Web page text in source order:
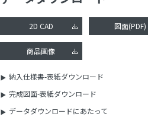
2D CAD 図面(PDF)
商品画像
納入仕様書-表紙ダウンロード
完成図面-表紙ダウンロード
データダウンロードにあたって